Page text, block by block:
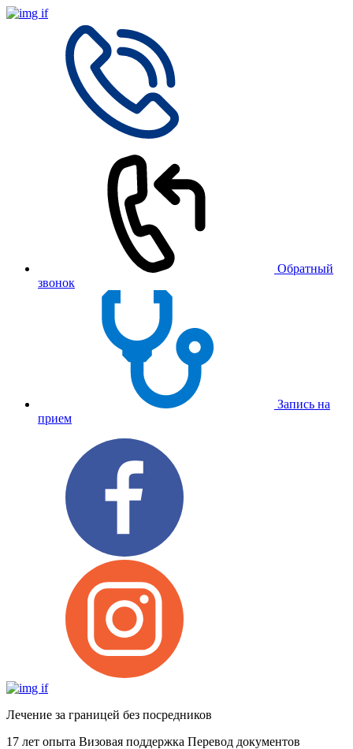
Обратный
звонок
Запись на
прием
Лечение за границей без посредников
17 лет опыта Визовая поддержка Перевод документов